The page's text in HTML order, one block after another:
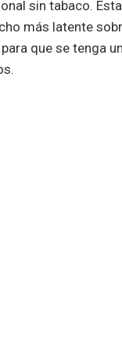
sin tabaco.
más latente
que se tenga